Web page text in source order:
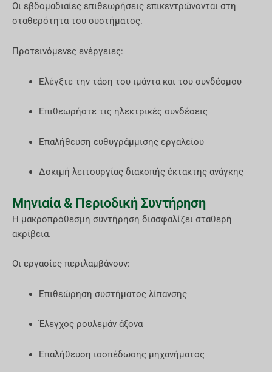
Οι εβδομαδιαίες επιθεωρήσεις επικεντρώνονται στη
σταθερότητα του συστήματος.
Προτεινόμενες ενέργειες:
Ελέγξτε την τάση του ιμάντα και του συνδέσμου
Επιθεωρήστε τις ηλεκτρικές συνδέσεις
Επαλήθευση ευθυγράμμισης εργαλείου
Δοκιμή λειτουργίας διακοπής έκτακτης ανάγκης
Μηνιαία & Περιοδική Συντήρηση
Η μακροπρόθεσμη συντήρηση διασφαλίζει σταθερή
ακρίβεια.
Οι εργασίες περιλαμβάνουν:
Επιθεώρηση συστήματος λίπανσης
Έλεγχος ρουλεμάν άξονα
Επαλήθευση ισοπέδωσης μηχανήματος